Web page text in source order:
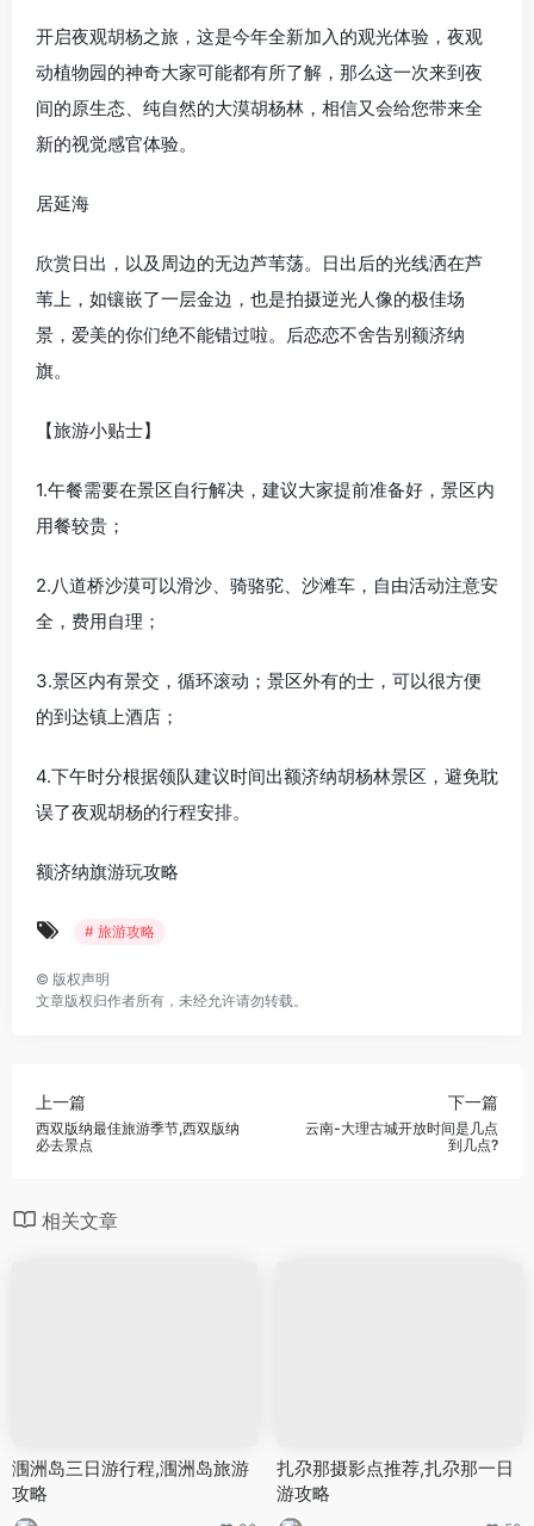
开启夜观胡杨之旅，这是今年全新加入的观光体验，夜观
动植物园的神奇大家可能都有所了解，那么这一次来到夜
间的原生态、纯自然的大漠胡杨林，相信又会给您带来全
新的视觉感官体验。
居延海
欣赏日出，以及周边的无边芦苇荡。日出后的光线洒在芦
苇上，如镶嵌了一层金边，也是拍摄逆光人像的极佳场
景，爱美的你们绝不能错过啦。后恋恋不舍告别额济纳
旗。
【旅游小贴士】
1.午餐需要在景区自行解决，建议大家提前准备好，景区内
用餐较贵；
2.八道桥沙漠可以滑沙、骑骆驼、沙滩车，自由活动注意安
全，费用自理；
3.景区内有景交，循环滚动；景区外有的士，可以很方便
的到达镇上酒店；
4.下午时分根据领队建议时间出额济纳胡杨林景区，避免耽
误了夜观胡杨的行程安排。
额济纳旗游玩攻略
# 旅游攻略
© 版权声明
文章版权归作者所有，未经允许请勿转载。
上一篇
西双版纳最佳旅游季节,西双版纳
必去景点
下一篇
云南-大理古城开放时间是几点
到几点?
相关文章
涠洲岛三日游行程,涠洲岛旅游
攻略
扎尕那摄影点推荐,扎尕那一日
游攻略